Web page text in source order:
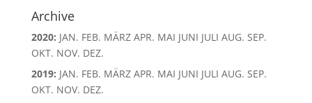
Archive
2020: JAN. FEB. MÄRZ APR. MAI JUNI JULI AUG. SEP.
OKT. NOV. DEZ.
2019: JAN. FEB. MÄRZ APR. MAI JUNI JULI AUG. SEP.
OKT. NOV. DEZ.